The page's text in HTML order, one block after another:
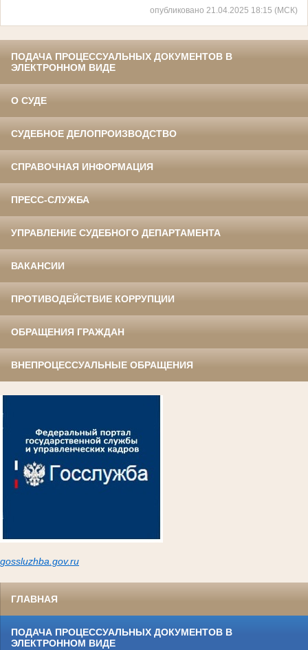
опубликовано 21.04.2025 18:15 (МСК)
ПОДАЧА ПРОЦЕССУАЛЬНЫХ ДОКУМЕНТОВ В
ЭЛЕКТРОННОМ ВИДЕ
О СУДЕ
СУДЕБНОЕ ДЕЛОПРОИЗВОДСТВО
СПРАВОЧНАЯ ИНФОРМАЦИЯ
ПРЕСС-СЛУЖБА
УПРАВЛЕНИЕ СУДЕБНОГО ДЕПАРТАМЕНТА
ВАКАНСИИ
ПРОТИВОДЕЙСТВИЕ КОРРУПЦИИ
ОБРАЩЕНИЯ ГРАЖДАН
ВНЕПРОЦЕССУАЛЬНЫЕ ОБРАЩЕНИЯ
gossluzhba.gov.ru
ГЛАВНАЯ
ПОДАЧА ПРОЦЕССУАЛЬНЫХ ДОКУМЕНТОВ В
ЭЛЕКТРОННОМ ВИДЕ